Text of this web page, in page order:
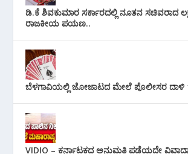
ಡಿ.ಕೆ ಶಿವಕುಮಾರ ಸರ್ಕಾರದಲ್ಲಿ ನೂತನ ಸಚಿವರಾದ
ರಾಜಕೀಯ ಪಯಣ..
ಬೆಳಗಾವಿಯಲ್ಲಿ ಜೋಜಾಟದ ಮೇಲೆ ಪೊಲೀಸರ ದಾಳಿ
VIDIO – ಕರ್ನಾಟಕದ ಅನುಮತಿ ಪಡೆಯದೇ